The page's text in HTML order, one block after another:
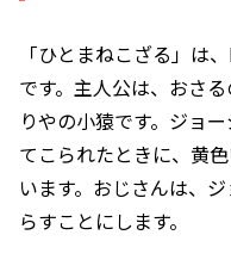
「ひとまねこざる」は
です。主人公は、おさ
りやの小猿です。ジョ
てこられたときに、黄
います。おじさんは、
らすことにします。